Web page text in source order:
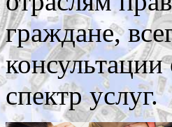
граждане,
спектр услуг.